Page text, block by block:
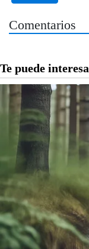
Comentarios